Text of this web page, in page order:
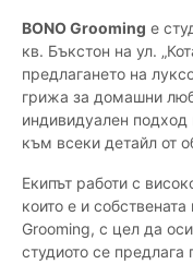
BONO Grooming е
кв. Бъкстон на ул.
предлагането на
грижа за домашни
индивидуален
към всеки детайл от
Екипът работи с
които е и
Grooming, с цел да
студиото се предлага